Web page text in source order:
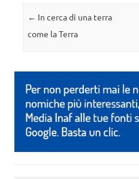
Navigazione articolo
← In cerca di una terra
come la Terra